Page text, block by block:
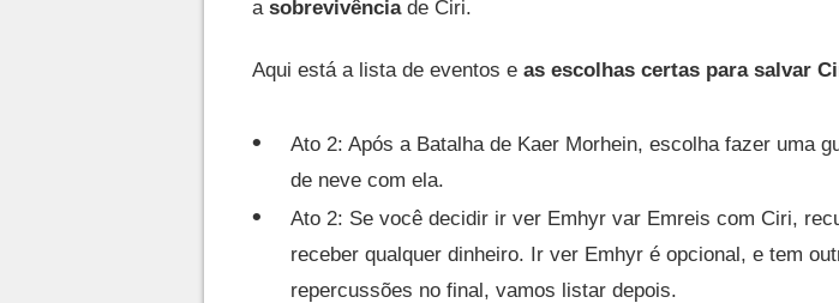
a sobrevivênciade Ciri.
Aqui está a lista de eventos e as escolhas certas para salvar
Ato 2: Após a Batalha de Kaer Morhein, escolha fazer uma
de neve com ela.
Ato 2: Se você decidir ir ver Emhyr var Emreis com Ciri,
receber qualquer dinheiro. Ir ver Emhyr é opcional, e tem
repercussões no final, vamos listar depois.